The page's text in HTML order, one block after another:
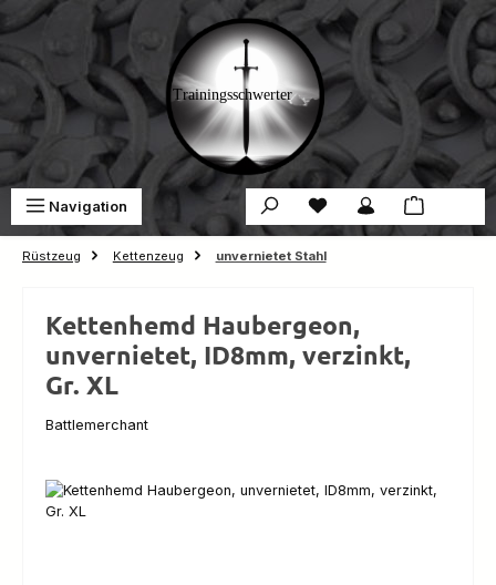
Zum Hauptinhalt springen
Navigation Du hast 0 Produkte auf
Rüstzeug Kettenzeug unvernietet Stahl
Kettenhemd Haubergeon,
unvernietet, ID8mm, verzinkt,
Gr. XL
Battlemerchant
Bildergalerie überspringen